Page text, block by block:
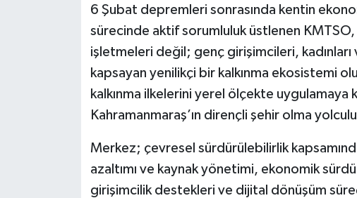
6 Şubat depremleri sonrasında kentin
sürecinde aktif sorumluluk üstlenen KMTSO,
işletmeleri değil; genç girişimcileri,
kapsayan yenilikçi bir kalkınma ekosistemi
kalkınma ilkelerini yerel ölçekte uygulamaya
Kahramanmaraş’ın dirençli şehir olma
Merkez; çevresel sürdürülebilirlik
azaltımı ve kaynak yönetimi, ekonomik
girişimcilik destekleri ve dijital dönüşüm